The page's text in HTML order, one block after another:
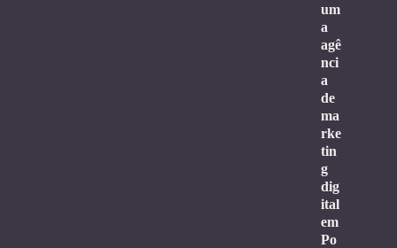
um
a
agê
nci
a
de
ma
rke
tin
g
dig
ital
em
Po